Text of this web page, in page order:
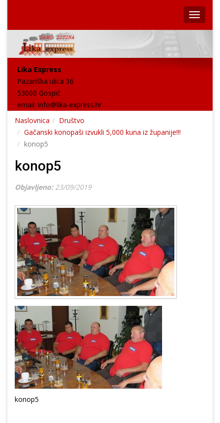
Lika Express
Pazariška ulica 36
53000 Gospić
email: info@lika-express.hr
Naslovnica
Društvo
Gačanski konopaši izvukli 5,000 kuna iz županije!!!
konop5
konop5
Objavljeno: 23/09/2019
konop5